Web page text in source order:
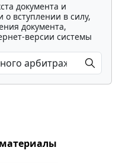
документа и
вступлении в силу,
документа,
версии системы